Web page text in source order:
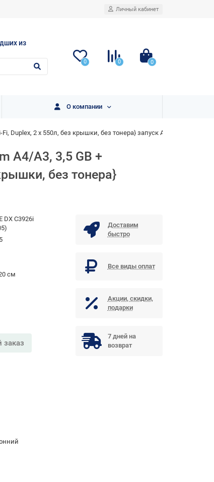
Личный кабинет
из
0 0 0
О компании
Duplex, 2 х 550л, без крышки, без тонера} запуск АСЦ
A4/A3, 3,5 GB +
без тонера}
DX C3926i
см
заказ
Доставим
быстро
Все виды оплат
Акции, скидки,
подарки
7 дней на
возврат